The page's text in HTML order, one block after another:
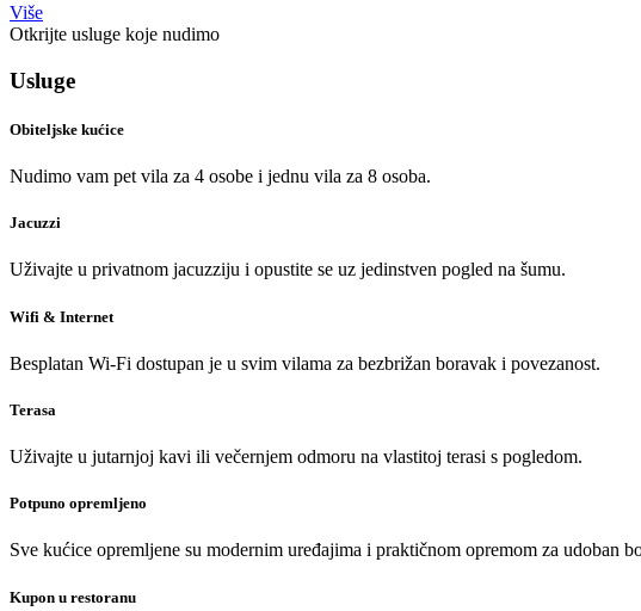
Više
Otkrijte usluge koje nudimo
Usluge
Obiteljske kućice
Nudimo vam pet vila za 4 osobe i jednu vila za 8 osoba.
Jacuzzi
Uživajte u privatnom jacuzziju i opustite se uz jedinstven pogled na šumu.
Wifi & Internet
Besplatan Wi-Fi dostupan je u svim vilama za bezbrižan boravak i povezanost.
Terasa
Uživajte u jutarnjoj kavi ili večernjem odmoru na vlastitoj terasi s pogledom.
Potpuno opremljeno
Sve kućice opremljene su modernim uređajima i praktičnom opremom za udoban
Kupon u restoranu